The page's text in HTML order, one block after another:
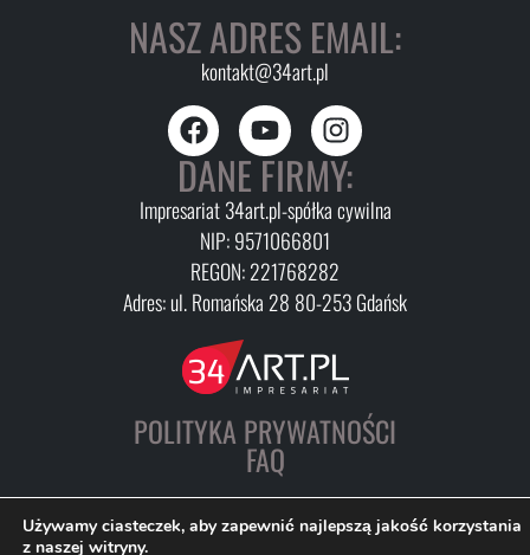
NASZ ADRES EMAIL:
kontakt@34art.pl
DANE FIRMY:
Impresariat 34art.pl-spółka cywilna
NIP: 9571066801
REGON: 221768282
Adres: ul. Romańska 28 80-253 Gdańsk
POLITYKA PRYWATNOŚCI
FAQ
Używamy ciasteczek, aby zapewnić najlepszą jakość korzystania
z naszej witryny.